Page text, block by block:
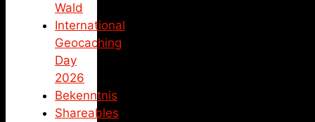
Wald
International
Geocaching
Day
2026
Bekenntnis
Shareables